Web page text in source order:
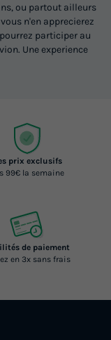
ou partout ailleurs
n'en apprecierez
participer au
Une experience
prix exclusifs
99€ la semaine
de paiement
en 3x sans frais